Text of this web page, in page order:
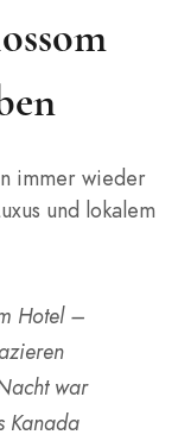
immer wieder
und lokalem
Hotel –
war
Kanada